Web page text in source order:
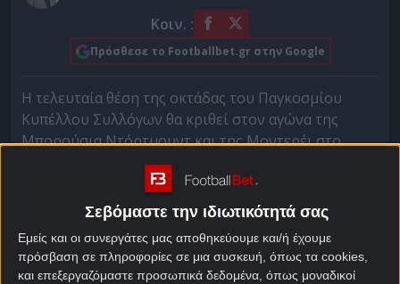
Σεβόμαστε την ιδιωτικότητά σας
Εμείς και οι συνεργάτες μας αποθηκεύουμε και/ή έχουμε
πρόσβαση σε πληροφορίες σε μια συσκευή, όπως τα cookies,
και επεξεργαζόμαστε προσωπικά δεδομένα, όπως μοναδικοί
Κοιν. :
Πρόσθεσε το Footballbet.gr στην Google
Η τελευταία θέση της οκτάδας του Παγκοσμίου
Κυπέλλου Συλλόγων θα κριθεί στον αγώνα της
Μπορούσια Ντόρτμουντ και της Μοντερέι στο
«Mercedes-Benz Stadium» της Ατλάντα. Είναι η
πρώτη συνάντηση μεταξύ των δύο ομάδων, αν και
οι ευρωπαϊκές ομάδες παραμένουν αήττητες σε 13
αγώνες απέναντι σε αντιπάλους από το Μεξικό στο
πρόγραμμα αγώνωντου Παγκοσμίου Κυπέλλου
Συλλόγων.